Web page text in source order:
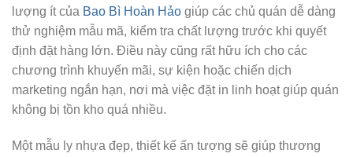
lượng ít của Bao Bì Hoàn Hảo giúp các chủ quán dễ dàng
thử nghiệm mẫu mã, kiểm tra chất lượng trước khi quyết
định đặt hàng lớn. Điều này cũng rất hữu ích cho các
chương trình khuyến mãi, sự kiện hoặc chiến dịch
marketing ngắn hạn, nơi mà việc đặt in linh hoạt giúp quán
không bị tồn kho quá nhiều.
Một mẫu ly nhựa đẹp, thiết kế ấn tượng sẽ giúp thương